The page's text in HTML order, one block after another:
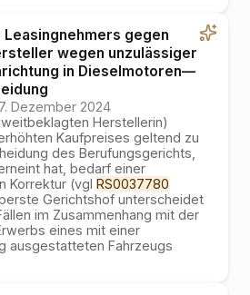
Leasingnehmers gegen
wegen unzulässiger
in Dieselmotoren—
Dezember 2024
Herstellerin)
Kaufpreises geltend zu
des Berufungsgerichts,
hat, bedarf einer
Korrektur (vgl RS0037780
Gerichtshof unterscheidet
im Zusammenhang mit der
eines mit einer
ausgestatteten Fahrzeugs